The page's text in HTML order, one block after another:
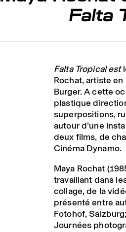
Falta
Falta Tropicalest
Rochat, artiste
Burger. A cette
plastique
superpositions,
autour d’une
deux films, de
Cinéma Dynamo.
Maya Rochat
travaillant dans
collage, de la
présenté entre
Fotohof,
Journées